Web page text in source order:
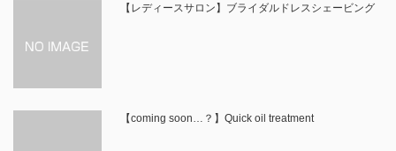
【レディースサロン】ブライダルドレスシェービング
【coming soon…？】Quick oil treatment